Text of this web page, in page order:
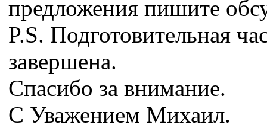
предложения пишите
P.S. Подготовительная
завершена.
Спасибо за внимание.
С Уважением Михаил.